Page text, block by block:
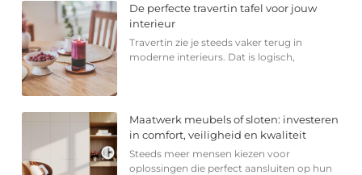
De perfecte travertin tafel voor jouw
interieur
Travertin zie je steeds vaker terug in
moderne interieurs. Dat is logisch,
Maatwerk meubels of sloten: investeren
in comfort, veiligheid en kwaliteit
Steeds meer mensen kiezen voor
oplossingen die perfect aansluiten op hun